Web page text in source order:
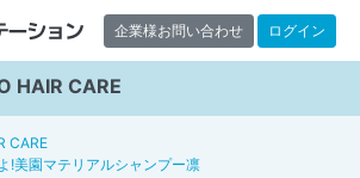
企業様お問い合わせ ログイン
HAIR CARE
CARE
!美園マテリアルシャンプー凛